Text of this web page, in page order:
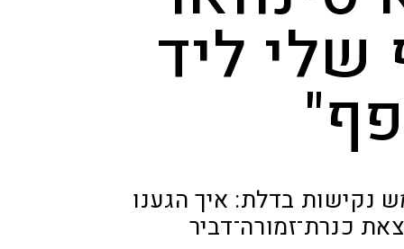
ליד
"חמש נקישות בדלת: איך הגענו
כנרת־זמורה־דביר